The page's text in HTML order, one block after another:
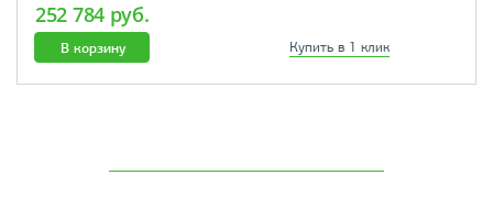
252 784 руб.
В корзину Купить в 1 клик